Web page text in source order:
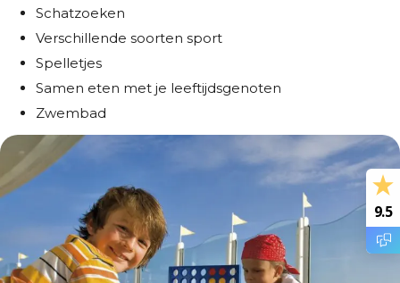
Schatzoeken
Verschillende soorten sport
Spelletjes
Samen eten met je leeftijdsgenoten
Zwembad
9.5